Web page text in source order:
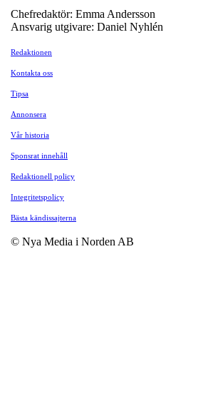
Chefredaktör: Emma Andersson
Ansvarig utgivare: Daniel Nyhlén
Redaktionen
Kontakta oss
Tipsa
Annonsera
Vår historia
Sponsrat innehåll
Redaktionell policy
Integritetspolicy
Bästa kändissajterna
© Nya Media i Norden AB